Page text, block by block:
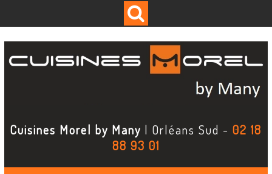
Cuisines Morel by Many | Orléans Sud -02 18
88 93 01